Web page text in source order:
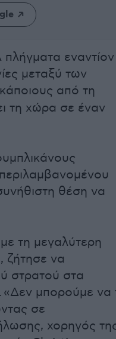
εναντίον
μεταξύ των
από τη
τη χώρα σε έναν
θέση να
τη μεγαλύτερη
ζήτησε να
στρατού στα
«Δεν μπορούμε να
σε
χορηγός